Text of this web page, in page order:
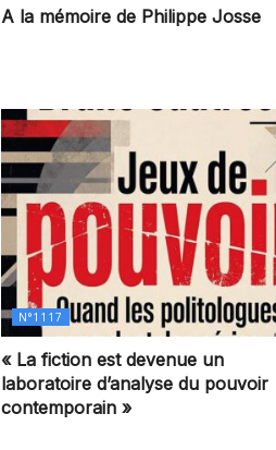
A la mémoire de Philippe Josse
N°1117
« La fiction est devenue un
laboratoire d’analyse du pouvoir
contemporain »